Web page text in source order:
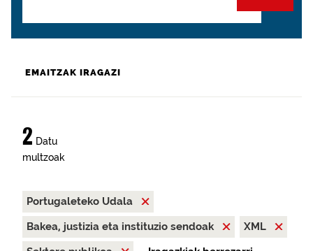
EMAITZAK IRAGAZI
2 Datu
multzoak
Portugaleteko Udala
Bakea, justizia eta instituzio sendoak
XML